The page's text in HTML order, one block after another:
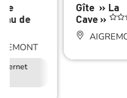
de
Gîte » La
Cave »